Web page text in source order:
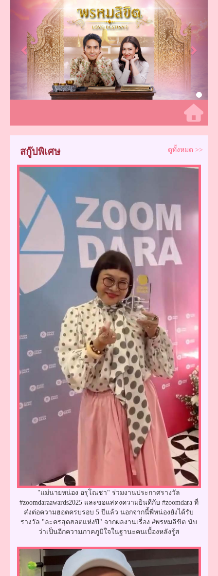
Previous
สกู๊ปพิเศษ ดูทั้งหมด >>
"แม่นายหน่อง อรุโณชา" ร่วมงานประกาศรางวัล
#zoomdaraawards2025 และขอแสดงความยินดีกับ #zoomdara ที่
ส่งต่อความฮอตครบรอบ 5 ปีแล้ว นอกจากนี้พี่หน่องยังได้รับ
รางวัล "ละครสุดฮอตแห่งปี" จากผลงานเรื่อง #พรหมลิขิต นับ
ว่าเป็นอีกความภาคภูมิใจในฐานะคนเบื้องหลังรู้ส